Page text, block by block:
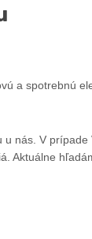
a spotrebnú
nás. V
Aktuálne